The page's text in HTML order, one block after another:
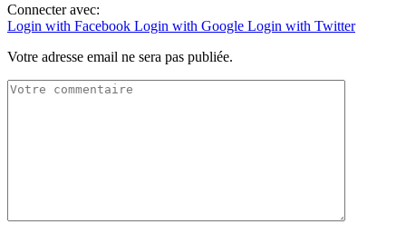
Connecter avec:
Login with Facebook Login with Google Login with Twitter
Votre adresse email ne sera pas publiée.